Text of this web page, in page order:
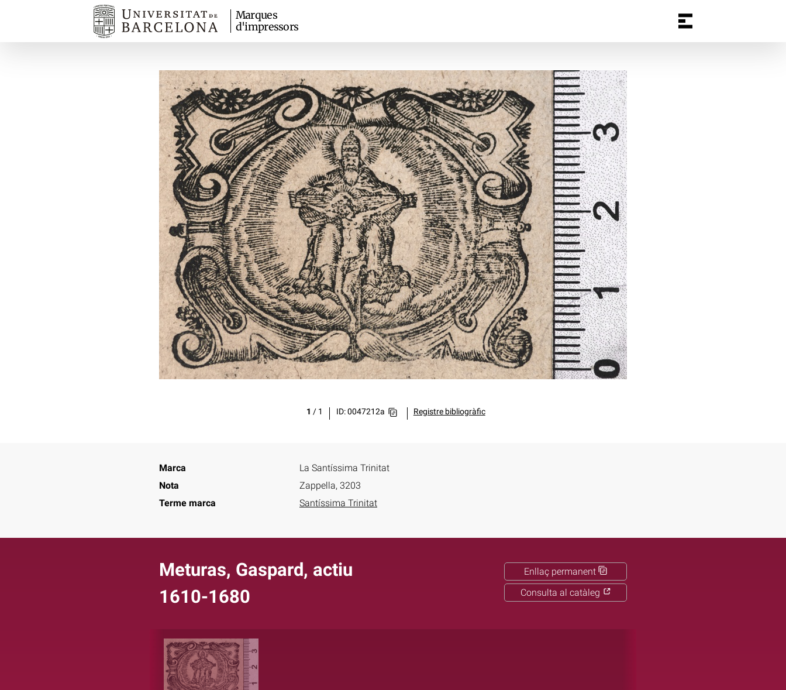
Marques
d'impressors
1 / 1 ID: 0047212a Registre bibliogràfic
Marca
La Santíssima Trinitat
Nota
Zappella, 3203
Terme marca
Santíssima Trinitat
Meturas, Gaspard, actiu
1610-1680
Enllaç permanent
Consulta al catàleg